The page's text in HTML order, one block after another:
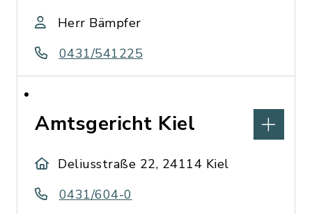
Herr Bämpfer
0431/541225
Amtsgericht Kiel
Deliusstraße 22, 24114 Kiel
0431/604-0